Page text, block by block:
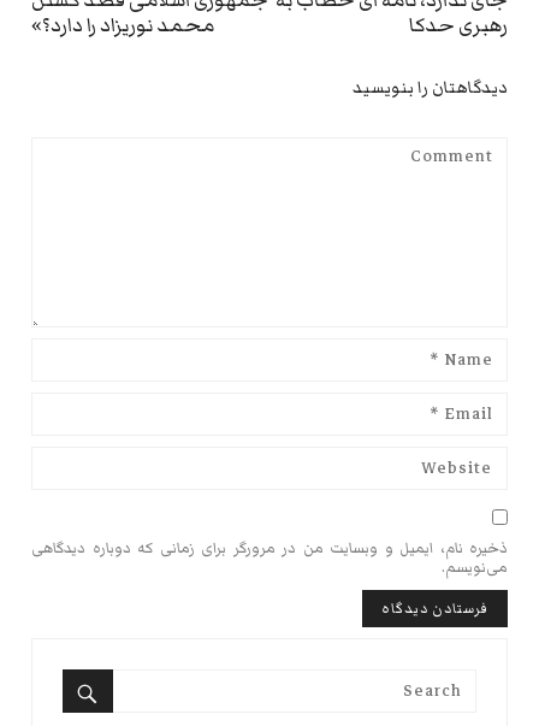
post:
رهبری حدکا
محمد نوریزاد را دارد؟»
دیدگاهتان را بنویسید
ذخیره نام، ایمیل و وبسایت من در مرورگر برای زمانی که دوباره دیدگاهی
می‌نویسم.
Search